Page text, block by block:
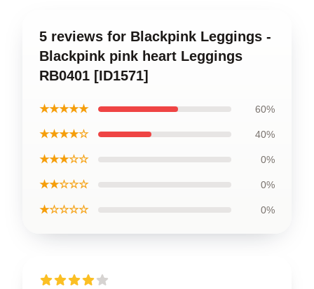
5 reviews for Blackpink Leggings -
Blackpink pink heart Leggings
RB0401 [ID1571]
★★★★★ 60%
★★★★☆ 40%
★★★☆☆ 0%
★★☆☆☆ 0%
★☆☆☆☆ 0%